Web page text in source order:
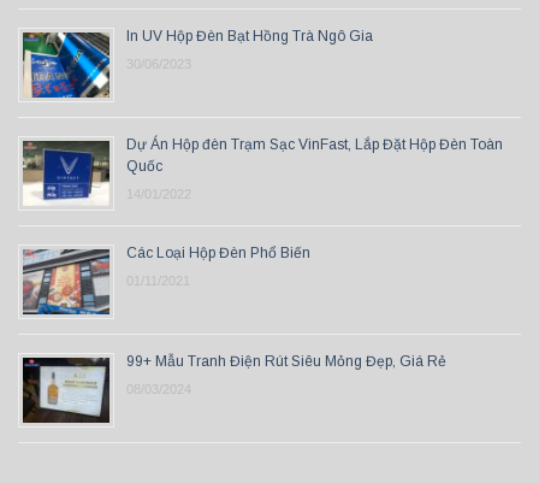
In UV Hộp Đèn Bạt Hồng Trà Ngô Gia
30/06/2023
Dự Án Hộp đèn Trạm Sạc VinFast, Lắp Đặt Hộp Đèn Toàn
Quốc
14/01/2022
Các Loại Hộp Đèn Phổ Biến
01/11/2021
99+ Mẫu Tranh Điện Rút Siêu Mỏng Đẹp, Giá Rẻ
08/03/2024